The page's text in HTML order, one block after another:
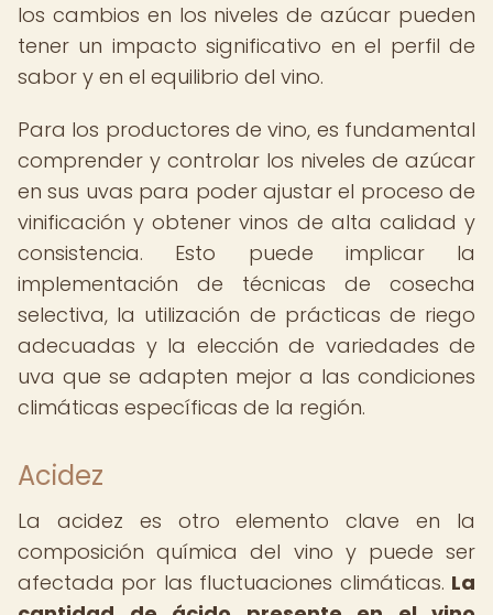
los cambios en los niveles de azúcar pueden
tener un impacto significativo en el perfil de
sabor y en el equilibrio del vino.
Para los productores de vino, es fundamental
comprender y controlar los niveles de azúcar
en sus uvas para poder ajustar el proceso de
vinificación y obtener vinos de alta calidad y
consistencia. Esto puede implicar la
implementación de técnicas de cosecha
selectiva, la utilización de prácticas de riego
adecuadas y la elección de variedades de
uva que se adapten mejor a las condiciones
climáticas específicas de la región.
Acidez
La acidez es otro elemento clave en la
composición química del vino y puede ser
afectada por las fluctuaciones climáticas. La